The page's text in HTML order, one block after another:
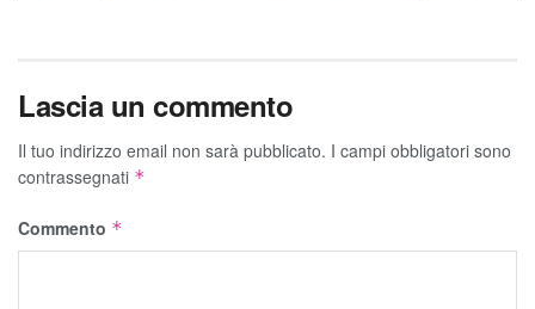
Lascia un commento
Il tuo indirizzo email non sarà pubblicato. I campi obbligatori sono
contrassegnati *
Commento *